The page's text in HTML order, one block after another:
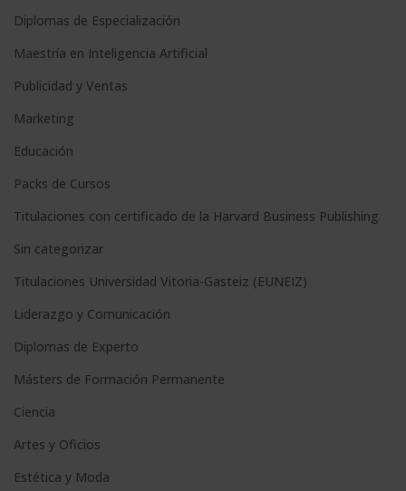
e
r
n
i
v
e
Diplomas de Especialización
Maestría en Inteligencia Artificial
Publicidad y Ventas
Marketing
Educación
Packs de Cursos
Titulaciones con certificado de la Harvard Business Publishing
Sin categorizar
Titulaciones Universidad Vitoria-Gasteiz (EUNEIZ)
Liderazgo y Comunicación
Diplomas de Experto
Másters de Formación Permanente
Ciencia
Artes y Oficios
Estética y Moda